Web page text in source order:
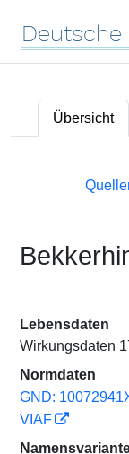
Deutsche
Übersicht
Lebensdaten
Wirkungsdaten
Normdaten
GND:
VIAF